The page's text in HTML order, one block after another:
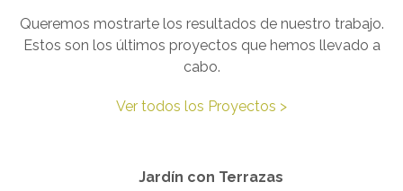
Queremos mostrarte los resultados de nuestro trabajo.
Estos son los últimos proyectos que hemos llevado a
cabo.
Ver todos los Proyectos >
Jardín con Terrazas